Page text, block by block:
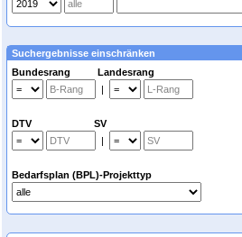
Suchergebnisse einschränken
Bundesrang Landesrang
|
DTV SV
|
Bedarfsplan (BPL)-Projekttyp